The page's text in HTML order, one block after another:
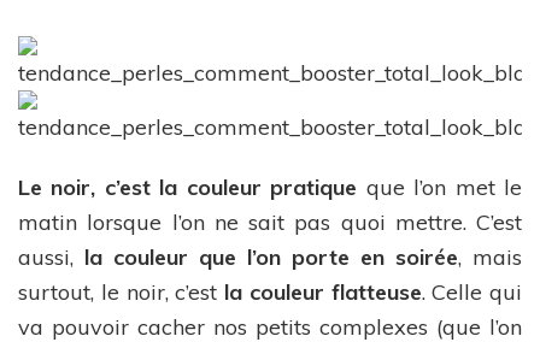
Le noir, c’est la couleur pratique que l’on met le
matin lorsque l’on ne sait pas quoi mettre. C’est
aussi, la couleur que l’on porte en soirée, mais
surtout, le noir, c’est la couleur flatteuse. Celle qui
va pouvoir cacher nos petits complexes (que l’on